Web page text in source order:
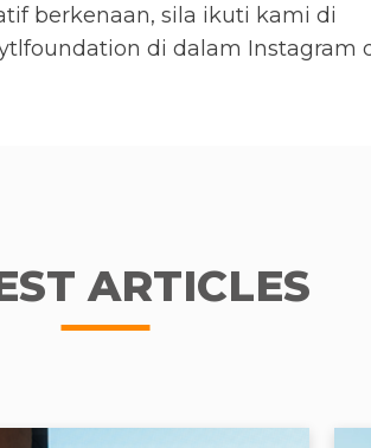
berkenaan, sila ikuti kami di
di dalam Instagram
ARTICLES